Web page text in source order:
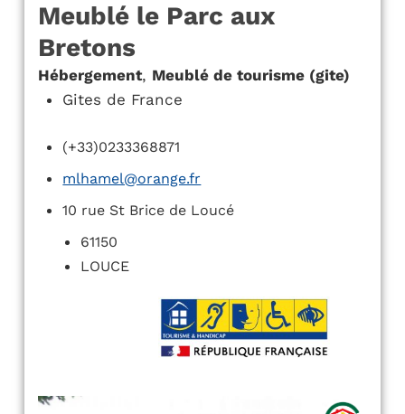
Meublé le Parc aux
Bretons
Hébergement, Meublé de tourisme (gite)
Gites de France
(+33)0233368871
mlhamel@orange.fr
10 rue St Brice de Loucé
61150
LOUCE